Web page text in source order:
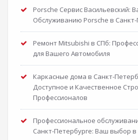
Porsche Сервис Васильевский:
Обслуживанию Porsche в Санкт-
Ремонт Mitsubishi в СПб:
для Вашего Автомобиля
Каркасные дома в Санкт-
Доступное и Качественное
Профессионалов
Профессиональное
Санкт-Петербурге: Ваш выбор в